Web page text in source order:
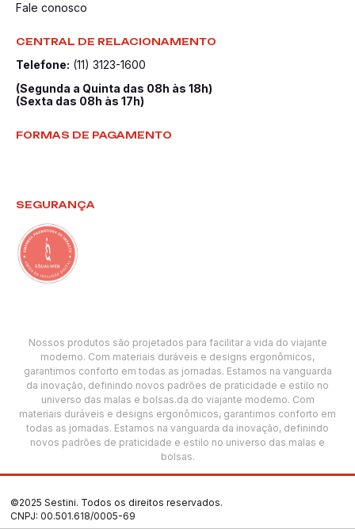
Fale conosco
CENTRAL DE RELACIONAMENTO
Telefone: (11) 3123-1600
(Segunda a Quinta das 08h às 18h)
(Sexta das 08h às 17h)
FORMAS DE PAGAMENTO
SEGURANÇA
Nossos produtos são projetados para facilitar a vida do viajante
moderno. Com materiais duráveis e designs ergonômicos,
garantimos conforto em todas as jornadas. Estamos na vanguarda
da inovação, definindo novos padrões de praticidade e estilo no
universo das malas e bolsas.da do viajante moderno. Com
materiais duráveis e designs ergonômicos, garantimos conforto em
todas as jornadas. Estamos na vanguarda da inovação, definindo
novos padrões de praticidade e estilo no universo das malas e
bolsas.
©2025 Sestini. Todos os direitos reservados.
CNPJ: 00.501.618/0005-69